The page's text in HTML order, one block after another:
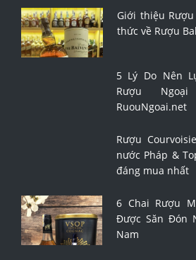
Giới thiệu
thức về Rượu
5 Lý Do Nên
Rượu
RuouNgoai.net
Rượu
nước Pháp &
đáng mua nhất
6 Chai Rượu
Được Săn Đón
Nam